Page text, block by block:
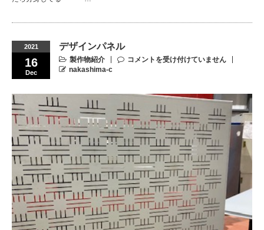
2021
16
Dec
デザインパネル
製作物紹介
コメントを受け付けていません
nakashima-c